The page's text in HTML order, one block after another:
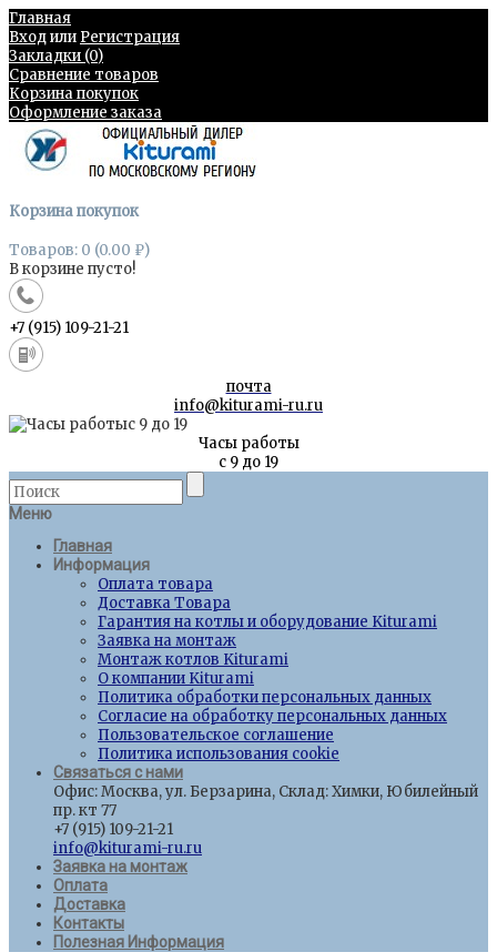
Главная
Входили Регистрация
Закладки (0)
Сравнение товаров
Корзина покупок
Оформление заказа
Корзина покупок
Товаров: 0 (0.00 ₽)
В корзине пусто!
+7 (915) 109-21-21
почта
info@kiturami-ru.ru
Часы работы
с 9 до 19
Меню
Главная
Информация
Оплата товара
Доставка Товара
Гарантия на котлы и оборудование Kiturami
Заявка на монтаж
Монтаж котлов Kiturami
О компании Kiturami
Политика обработки персональных данных
Согласие на обработку персональных данных
Пользовательское соглашение
Политика использования cookie
Связаться с нами
Офис: Москва, ул. Берзарина, Склад: Химки, Юбилейный
пр. кт 77
+7 (915) 109-21-21
info@kiturami-ru.ru
Заявка на монтаж
Оплата
Доставка
Контакты
Полезная Информация